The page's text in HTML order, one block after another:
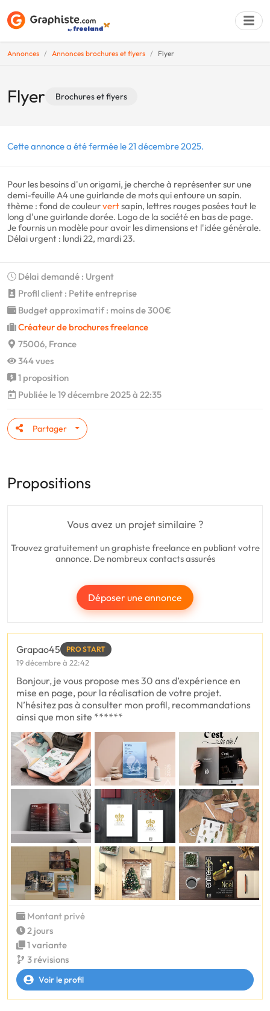
Annonces Annonces brochures et flyers Flyer
Flyer Brochures et flyers
Cette annonce a été fermée le 21 décembre 2025.
Pour les besoins d'un origami, je cherche à représenter sur une
demi-feuille A4 une guirlande de mots qui entoure un sapin.
thème : fond de couleurvertsapin, lettres rouges posées tout le
long d'une guirlande dorée. Logo de la société en bas de page.
Je fournis un modèle pour avoir les dimensions et l'idée générale.
Délai urgent : lundi 22, mardi 23.
Délai demandé : Urgent
Profil client : Petite entreprise
Budget approximatif : moins de 300€
Créateur de brochures freelance
75006, France
344 vues
1 proposition
Publiée le 19 décembre 2025 à 22:35
Partager
Propositions
Vous avez un projet similaire ?
Trouvez gratuitement un graphiste freelance en publiant votre
annonce. De nombreux contacts assurés
Déposer une annonce
Grapao45 PRO START
19 décembre à 22:42
Bonjour, je vous propose mes 30 ans d’expérience en
mise en page, pour la réalisation de votre projet.
N’hésitez pas à consulter mon profil, recommandations
ainsi que mon site ******
Montant privé
2 jours
1 variante
3 révisions
Voir le profil